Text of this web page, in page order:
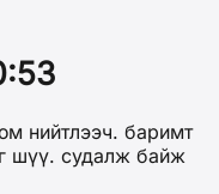
нийтлээч. баримт
шүү. судалж байж